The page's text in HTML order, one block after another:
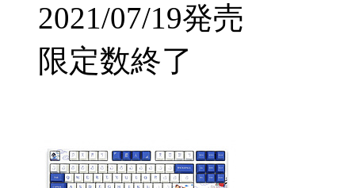
2021/07/19発売
限定数終了